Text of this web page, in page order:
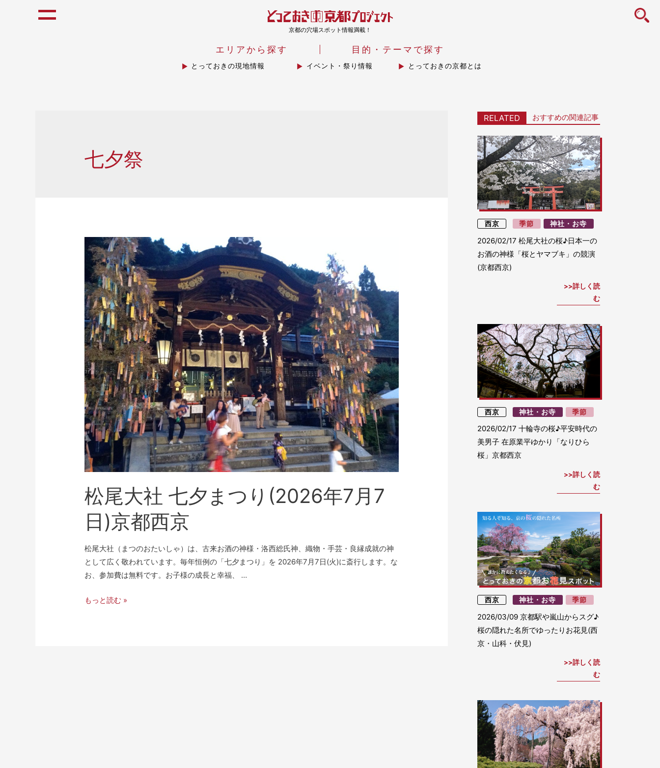
icon
京都の穴場スポット情報満載！
エリアから探す 目的・テーマで探す
とっておきの現地情報 イベント・祭り情報 とっておきの京都とは
七夕祭
松尾大社 七夕まつり(2026年7月7
日)京都西京
松尾大社（まつのおたいしゃ）は、古来お酒の神様・洛西総氏神、織物・手芸・良縁成就の神
として広く敬われています。毎年恒例の「七夕まつり」を 2026年7月7日(火)に斎行します。な
お、参加費は無料です。お子様の成長と幸福、 …
もっと読む »
RELATED おすすめの関連記事
西京 季節 神社・お寺
2026/02/17 松尾大社の桜♪日本一の
お酒の神様「桜とヤマブキ」の競演
(京都西京)
詳しく読
む
西京 神社・お寺 季節
2026/02/17 十輪寺の桜♪平安時代の
美男子 在原業平ゆかり「なりひら
桜」京都西京
詳しく読
む
西京 神社・お寺 季節
2026/03/09 京都駅や嵐山からスグ♪
桜の隠れた名所でゆったりお花見(西
京・山科・伏見)
詳しく読
む